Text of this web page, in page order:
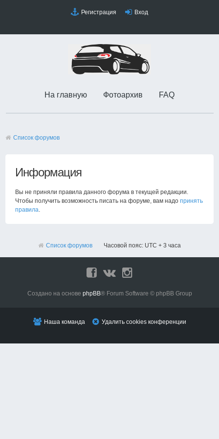
Регистрация Вход
На главную Фотоархив FAQ
Список форумов
Информация
Вы не приняли правила данного форума в текущей редакции.
Чтобы получить возможность писать на форуме, вам надопринять
правила.
Список форумов Часовой пояс: UTC + 3 часа
Создано на основе phpBB® Forum Software © phpBB Group
Наша команда Удалить cookies конференции